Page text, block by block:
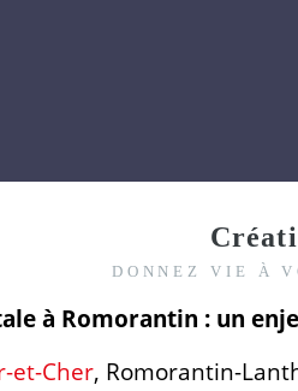
DONNEZ VIE À
à Romorantin : un
et-Cher, Romorantin-